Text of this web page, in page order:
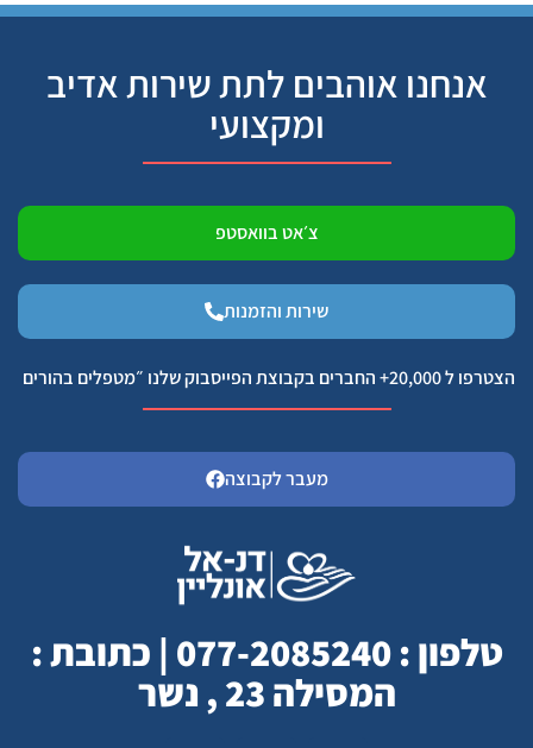
אנחנו אוהבים לתת שירות אדיב
ומקצועי
צ׳אט בוואסטפ
שירות והזמנות
הצטרפו ל 20,000+ החברים בקבוצת הפייסבוק שלנו ״מטפלים בהורים
מעבר לקבוצה
טלפון : 077-2085240 | כתובת :
המסילה 23 , נשר